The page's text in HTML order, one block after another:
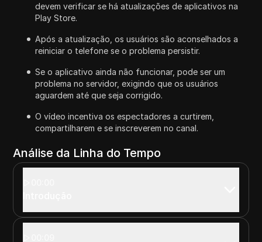
devem verificar se há atualizações de aplicativos na
Play Store.
Após a atualização, os usuários são aconselhados a
reiniciar o telefone se o problema persistir.
Se o aplicativo ainda não funcionar, pode ser um
problema no servidor, exigindo que os usuários
aguardem até que seja corrigido.
O vídeo incentiva os espectadores a curtirem,
compartilharem e se inscreverem no canal.
Análise da Linha do Tempo